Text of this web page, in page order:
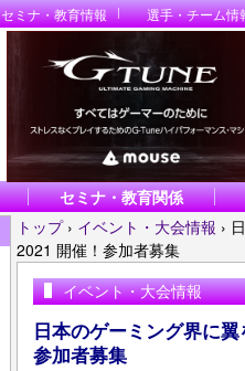
セミナ・教育情報 選手・チーム情
セミナ・教育関係
トップ › イベント・大会情報 ›
2021 開催！参加者募集
イベント・大会情報
日本のゲーミング界に
参加者募集